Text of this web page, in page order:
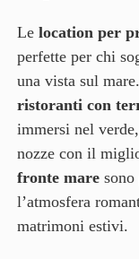
Le location per
perfette per chi
una vista sul
ristoranti con
immersi nel
nozze con il
fronte maresono
l’atmosfera
matrimoni estivi.